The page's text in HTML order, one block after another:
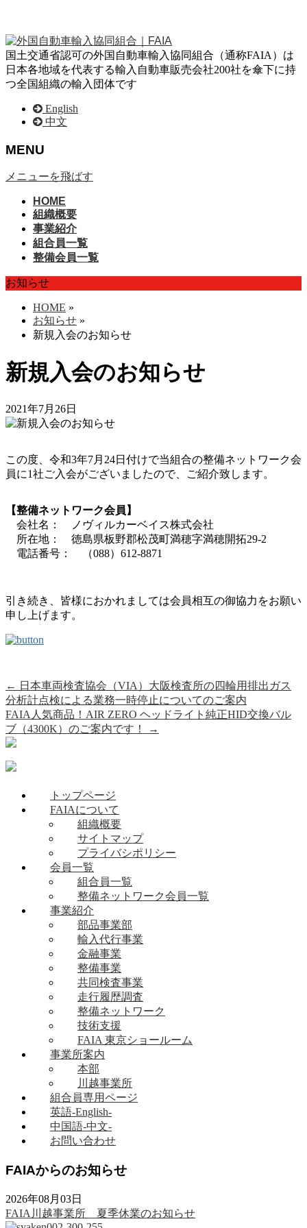
国土交通省認可の外国自動車輸入協同組合（通称FAIA）は
日本各地域を代表する輸入自動車販売会社200社を傘下に持
つ全国組織の輸入団体です
English
中文
MENU
メニューを飛ばす
HOME
組織概要
事業紹介
組合員一覧
整備会員一覧
お知らせ
HOME »
お知らせ »
新規入会のお知らせ
新規入会のお知らせ
2021年7月26日
この度、令和3年7月24日付けで当組合の整備ネットワーク会
員に1社ご入会がございましたので、ご紹介致します。
【整備ネットワーク会員】
会社名： ノヴィルカーベイス株式会社
所在地： 徳島県板野郡松茂町満穂字満穂開拓29-2
電話番号： （088）612-8871
引き続き、皆様におかれましては会員相互の御協力をお願い
申し上げます。
← 日本車両検査協会（VIA）大阪検査所の四輪用排出ガス
分析計点検による業務一時停止についてのご案内
FAIA人気商品！AIR ZERO ヘッドライト純正HID交換バル
ブ（4300K）のご案内です！
→
トップページ
FAIAについて
組織概要
サイトマップ
プライバシポリシー
会員一覧
組合員一覧
整備ネットワーク会員一覧
事業紹介
部品事業部
輸入代行事業
金融事業
整備事業
共同検査事業
走行履歴調査
整備ネットワーク
技術支援
FAIA 東京ショールーム
事業所案内
本部
川越事業所
組合員専用ページ
英語-English-
中国語-中文-
お問い合わせ
FAIAからのお知らせ
2026年08月03日
FAIA川越事業所 夏季休業のお知らせ